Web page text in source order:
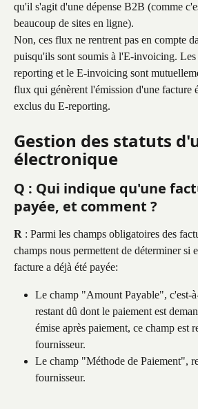
qu'il s'agit d'une dépense B2B (comme
beaucoup de sites en ligne).
Non, ces flux ne rentrent pas en compte
puisqu'ils sont soumis à l'E-invoicing.
reporting et le E-invoicing sont
flux qui génèrent l'émission d'une facture
exclus du E-reporting.
Gestion des statuts
électronique
Q : Qui indique qu'une
payée, et comment ?
R : Parmi les champs obligatoires des
champs nous permettent de déterminer si
facture a déjà été payée:
Le champ "Amount Payable", c'est-
restant dû dont le paiement est
émise après paiement, ce champ est
fournisseur.
Le champ "Méthode de Paiement",
fournisseur.